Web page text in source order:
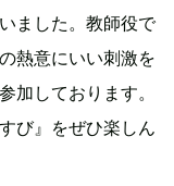
ました。教師役で
熱意にいい刺激を
加しております。
び』をぜひ楽しん